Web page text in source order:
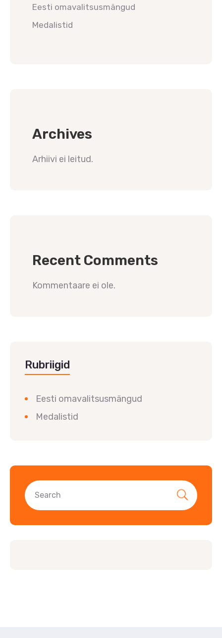
Eesti omavalitsusmängud
Medalistid
Archives
Arhiivi ei leitud.
Recent Comments
Kommentaare ei ole.
Rubriigid
Eesti omavalitsusmängud
Medalistid